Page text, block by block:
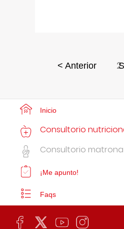
< Anterior 2
Inicio
Consultorio
Consultorio matrona
¡Me apunto!
Faqs